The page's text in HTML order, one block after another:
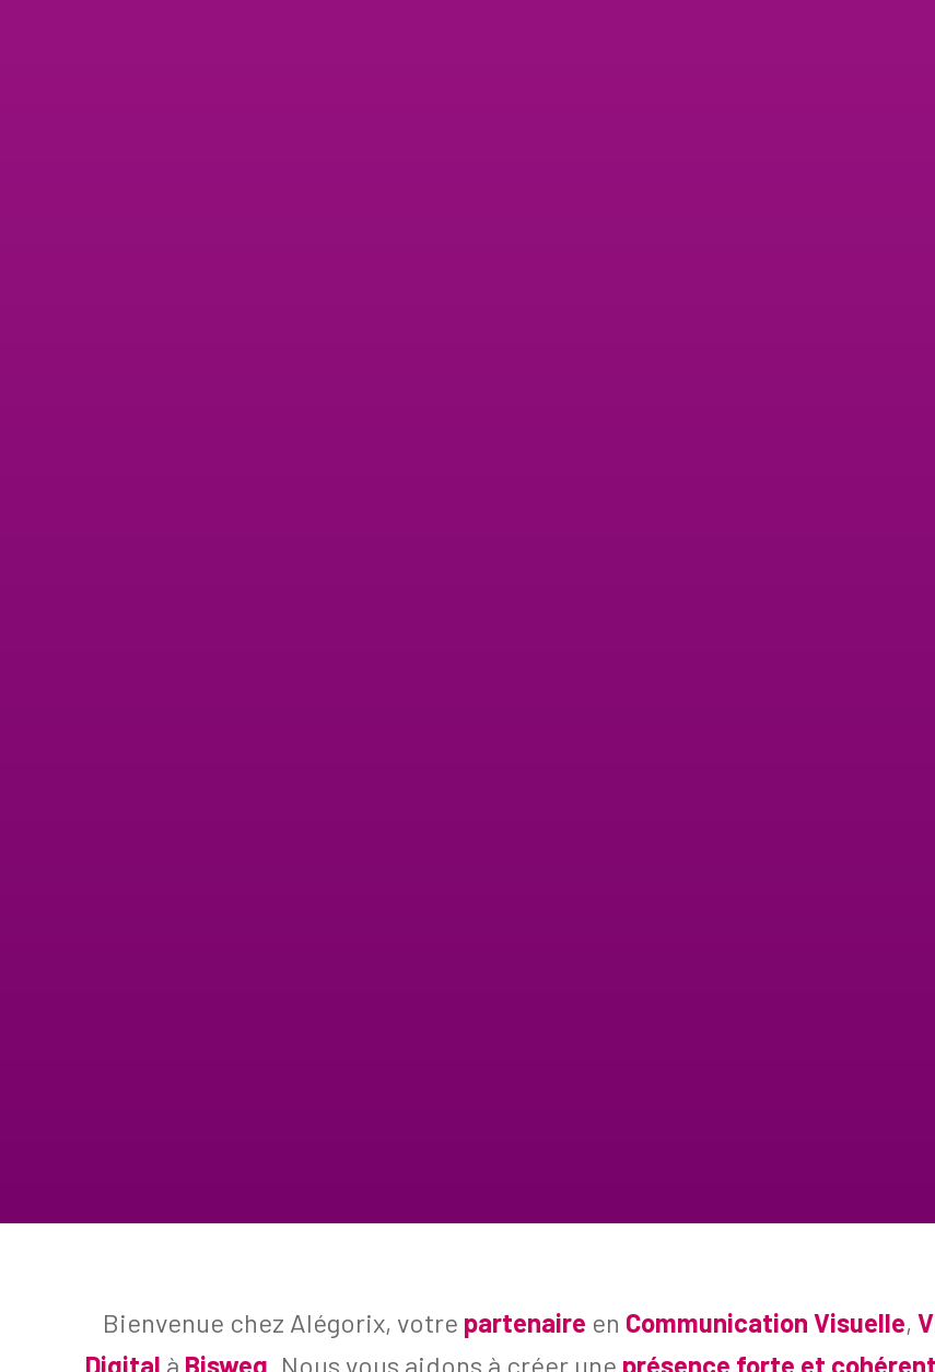
Bienvenue chez Alégorix, votre partenaire en Communication Visuelle,
Digital à Bisweg . Nous vous aidons à créer une présence forte et